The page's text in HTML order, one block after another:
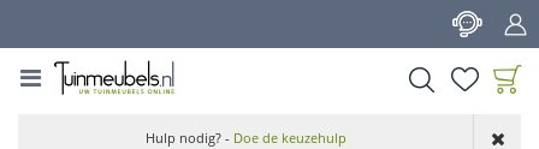
aan wensenlijst
Hulp nodig? - Doe de keuzehulp